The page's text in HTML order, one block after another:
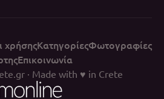
χρήσηςΚατηγορίεςΦωτογραφίες
Επικοινωνία
· Made with ♥ in Crete